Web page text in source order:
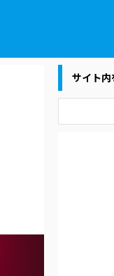
サイト